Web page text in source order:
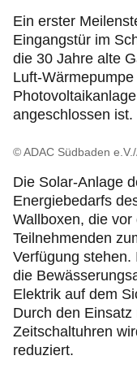
Ein erster
Eingangstür im
die 30 Jahre alte
Luft-
angeschlossen ist.
© ADAC Südbaden
Die Solar-Anlage
Energiebedarfs
Wallboxen, die
Teilnehmenden
Verfügung
die
Elektrik auf dem
Durch den
Zeitschaltuhren
reduziert.